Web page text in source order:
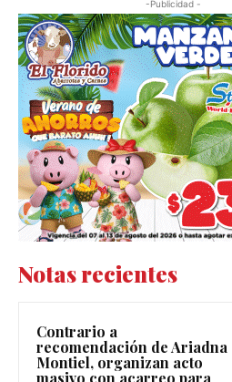
-Publicidad -
Notas recientes
Contrario a
recomendación de Ariadna
Montiel, organizan acto
masivo con acarreo para